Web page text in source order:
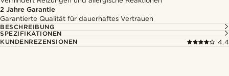
2 Jahre Garantie
Garantierte Qualität für dauerhaftes Vertrauen
BESCHREIBUNG
SPEZIFIKATIONEN
KUNDENREZENSIONEN
4.4